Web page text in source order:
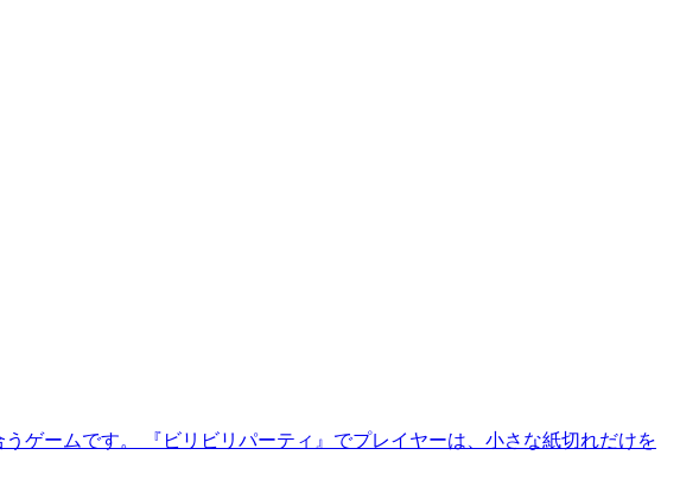
ゲームです。 『ビリビリパーティ』でプレイヤーは、小さな紙切れだけを